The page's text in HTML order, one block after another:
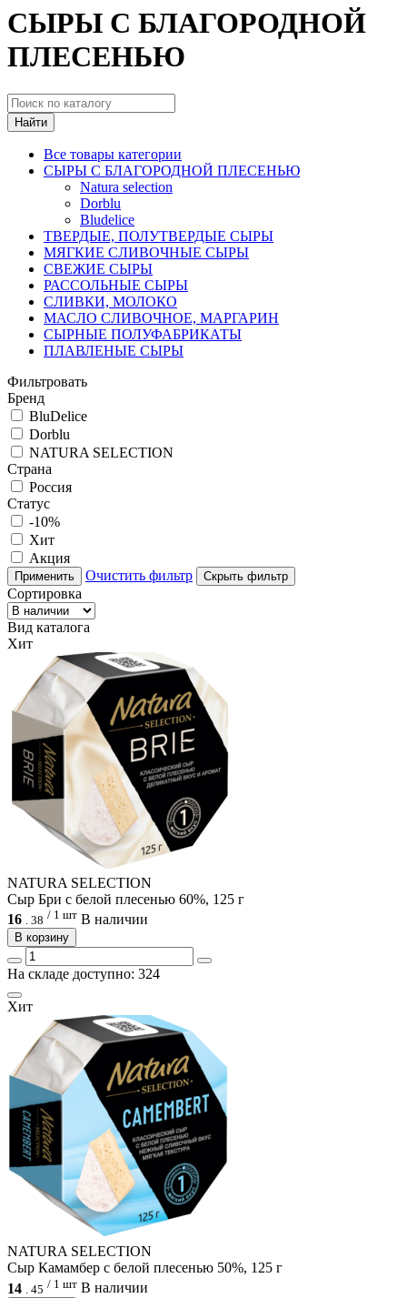
СЫРЫ С БЛАГОРОДНОЙ
ПЛЕСЕНЬЮ
Найти
Все товары категории
СЫРЫ С БЛАГОРОДНОЙ ПЛЕСЕНЬЮ
Natura selection
Dorblu
Bludelice
ТВЕРДЫЕ, ПОЛУТВЕРДЫЕ СЫРЫ
МЯГКИЕ СЛИВОЧНЫЕ СЫРЫ
СВЕЖИЕ СЫРЫ
РАССОЛЬНЫЕ СЫРЫ
СЛИВКИ, МОЛОКО
МАСЛО СЛИВОЧНОЕ, МАРГАРИН
СЫРНЫЕ ПОЛУФАБРИКАТЫ
ПЛАВЛЕНЫЕ СЫРЫ
Фильтровать
Бренд
BluDelice
Dorblu
NATURA SELECTION
Страна
Россия
Статус
-10%
Хит
Акция
Применить Очистить фильтр Скрыть фильтр
Сортировка
Вид каталога
Хит
NATURA SELECTION
Сыр Бри с белой плесенью 60%, 125 г
16 . 38 / 1 шт В наличии
В корзину
На складе доступно: 324
Хит
NATURA SELECTION
Сыр Камамбер с белой плесенью 50%, 125 г
14
45 / 1 шт В наличии